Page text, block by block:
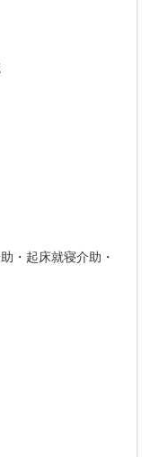
・起床就寝介助・